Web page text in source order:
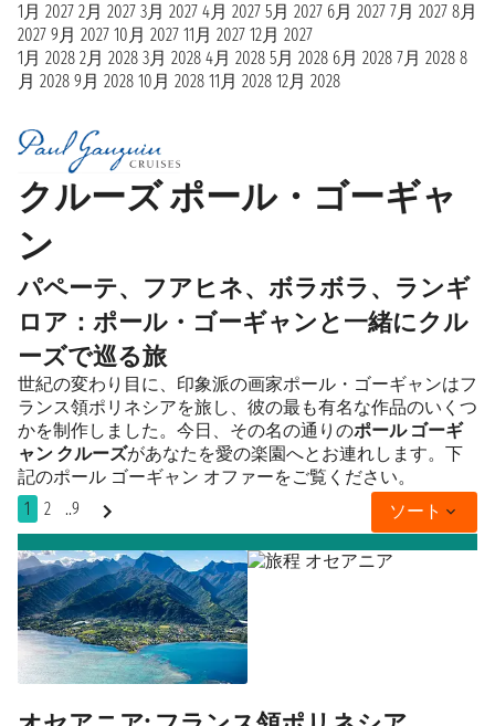
クルーズ ポール・ゴーギャ
ン
パペーテ、フアヒネ、ボラボラ、ランギ
ロア：ポール・ゴーギャンと一緒にクル
ーズで巡る旅
世紀の変わり目に、印象派の画家ポール・ゴーギャンはフ
ランス領ポリネシアを旅し、彼の最も有名な作品のいくつ
かを制作しました。今日、その名の通りのポール ゴーギ
ャン クルーズがあなたを愛の楽園へとお連れします。下
記のポール ゴーギャン オファーをご覧ください。
1
2 ..9 ソート
1月 2027 2月 2027 3月 2027 4月 2027 5月 2027 6月 2027 7月 2027 8月
2027 9月 2027 10月 2027 11月 2027 12月 2027
1月 2028 2月 2028 3月 2028 4月 2028 5月 2028 6月 2028 7月 2028 8
月 2028 9月 2028 10月 2028 11月 2028 12月 2028